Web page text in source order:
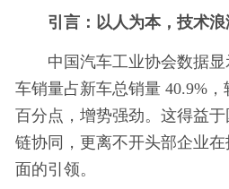
引言： 以人为本，技术
中国汽车工业协会数据
车销量占新车总销量 40.9%，
百分点，增势强劲。这得益
链协同，更离不开头部企业
面的引领。